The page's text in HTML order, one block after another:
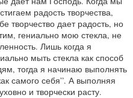
радость творчества,
творчество дает радость, но
гениально мою стекла, не
Лишь когда я
мыть стекла как способ
тогда я начинаю выполнять
самого себя”. А выполняя
и творчески расту.